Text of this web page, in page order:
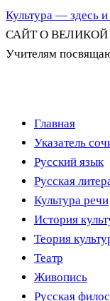
Культура — здесь и
САЙТ О ВЕЛИКОЙ
Учителям
Перейти
содержимому
Главная
Указатель
Русский язык
Русская
Культура речи
История
Теория
Театр
Живопись
Русская